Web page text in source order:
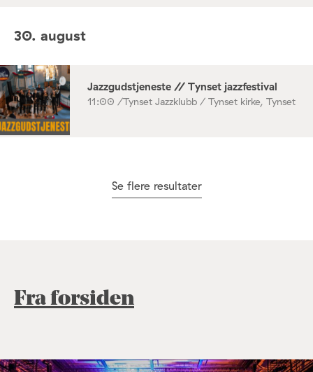
30. august
Jazzgudstjeneste // Tynset jazzfestival
11:00 /Tynset Jazzklubb / Tynset kirke, Tynset
Se flere resultater
Fra forsiden